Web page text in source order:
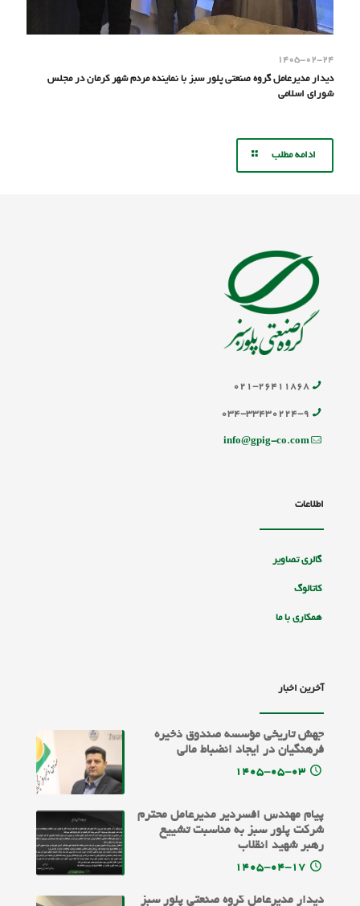
۱۴۰۵-۰۲-۲۴
دیدار مدیرعامل گروه صنعتی پلور سبز با نماینده مردم شهر کرمان در مجلس
شورای اسلامی
ادامه مطلب
۰۲۱-۲۶۴۱۱۸۶۸
۰۳۴-۳۳۴۳۰۲۲۴-۹
info@gpig-co.com
اطلاعات
گالری تصاویر
کاتالوگ
همکاری با ما
آخرین اخبار
جهش تاریخی مؤسسه صندوق ذخیره
فرهنگیان در ایجاد انضباط مالی
۱۴۰۵-۰۵-۰۳
پیام مهندس افسردیر مدیرعامل محترم
شرکت پلور سبز به مناسبت تشییع
رهبر شهید انقلاب
۱۴۰۵-۰۴-۱۷
دیدار مدیرعامل گروه صنعتی پلور سبز